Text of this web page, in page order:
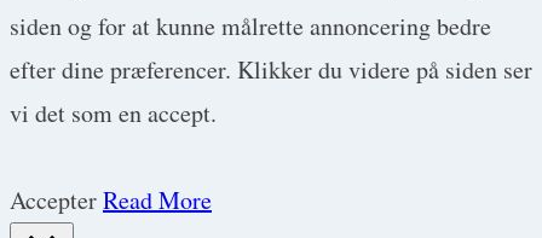
siden og for at kunne målrette annoncering bedre
efter dine præferencer. Klikker du videre på siden ser
vi det som en accept.
AccepterRead More